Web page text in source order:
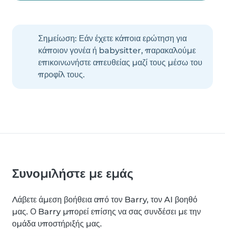
Σημείωση: Εάν έχετε κάποια ερώτηση για
κάποιον γονέα ή babysitter, παρακαλούμε
επικοινωνήστε απευθείας μαζί τους μέσω του
προφίλ τους.
Συνομιλήστε με εμάς
Λάβετε άμεση βοήθεια από τον Barry, τον AI βοηθό
μας. Ο Barry μπορεί επίσης να σας συνδέσει με την
ομάδα υποστήριξής μας.